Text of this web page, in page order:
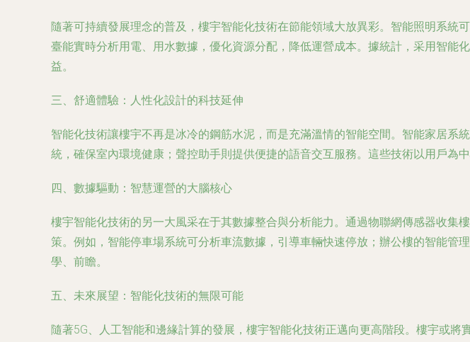
隨著可持續發展理念的普及，樓宇智能化技術在節能領域大放異彩。智能照明系
臺能實時分析用電、用水數據，優化資源分配，降低運營成本。據統計，采用智能
益。
三、舒適體驗：人性化設計的科技延伸
智能化技術讓樓宇不再是冰冷的鋼筋水泥，而是充滿溫情的智能空間。智能家居
統，確保室內環境健康；聲控助手則提供便捷的語音交互服務。這些技術以用戶為
四、數據驅動：智慧運營的大腦核心
樓宇智能化技術的另一大風采在于其數據整合與分析能力。通過物聯網傳感器收
策。例如，智能停車場系統可分析車流數據，引導車輛快速停放；辦公樓的智能
學、前瞻。
五、未來展望：智能化技術的無限可能
隨著5G、人工智能和邊緣計算的發展，樓宇智能化技術正邁向更高階段。樓宇或